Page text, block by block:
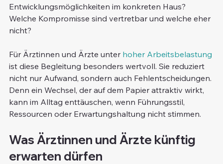
Entwicklungsmöglichkeiten im konkreten Haus?
Welche Kompromisse sind vertretbar und welche eher
nicht?
Für Ärztinnen und Ärzte unter hoher Arbeitsbelastung
ist diese Begleitung besonders wertvoll. Sie reduziert
nicht nur Aufwand, sondern auch Fehlentscheidungen.
Denn ein Wechsel, der auf dem Papier attraktiv wirkt,
kann im Alltag enttäuschen, wenn Führungsstil,
Ressourcen oder Erwartungshaltung nicht stimmen.
Was Ärztinnen und Ärzte künftig
erwarten dürfen